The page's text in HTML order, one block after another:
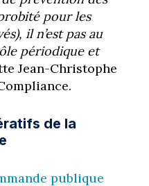
pour les
il n’est pas au
périodique et
Jean-Christophe
de la
publique